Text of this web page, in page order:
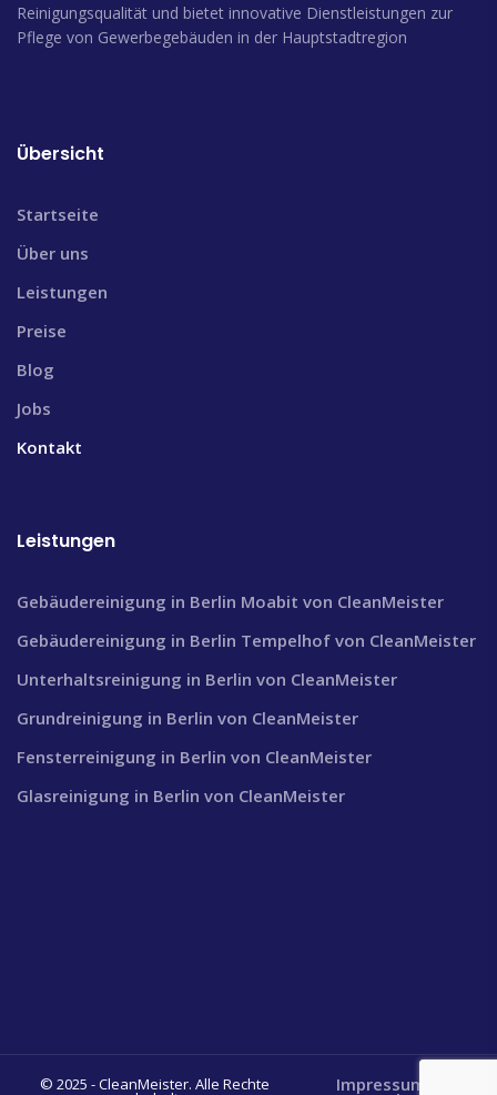
Reinigungsqualität und bietet innovative Dienstleistungen zur
Pflege von Gewerbegebäuden in der Hauptstadtregion
Übersicht
Startseite
Über uns
Leistungen
Preise
Blog
Jobs
Kontakt
Leistungen
Gebäudereinigung in Berlin Moabit von CleanMeister
Gebäudereinigung in Berlin Tempelhof von CleanMeister
Unterhaltsreinigung in Berlin von CleanMeister
Grundreinigung in Berlin von CleanMeister
Fensterreinigung in Berlin von CleanMeister
Glasreinigung in Berlin von CleanMeister
© 2025 - CleanMeister. Alle Rechte Impressum